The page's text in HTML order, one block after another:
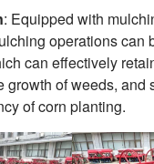
: Equipped with
operations can
can effectively
growth of weeds, and
of corn planting.